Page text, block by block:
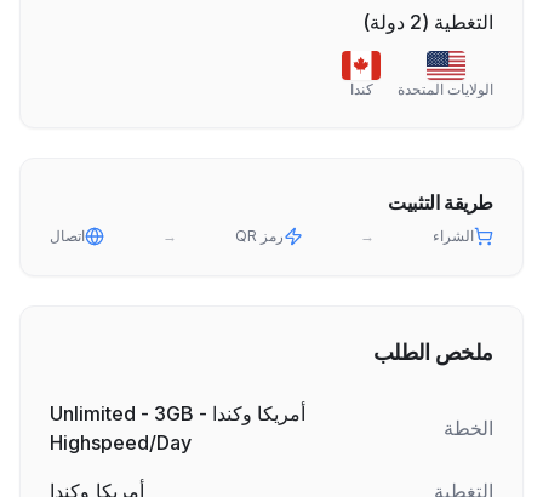
التغطية (
2 دولة)
الولايات المتحدة كندا
طريقة التثبيت
الشراء → رمز QR → اتصال
ملخص الطلب
الخطة
أمريكا وكندا - Unlimited - 3GB
Highspeed/Day
التغطية
أمريكا وكندا